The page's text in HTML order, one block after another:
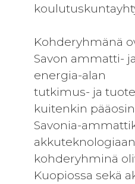
Kohderyhmänä
Savon ammatti-
energia-alan
tutkimus- ja
kuitenkin
Savonia-
kohderyhminä
Kuopiossa sekä